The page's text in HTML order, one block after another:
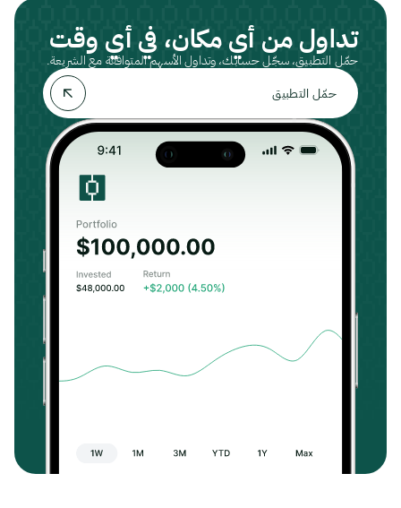
تداول من أي مكان، في أي وقت
حمّل التطبيق، سجّل حسابك، وتداول الأسهم المتوافقة مع الشريعة.
حمّل التطبيق